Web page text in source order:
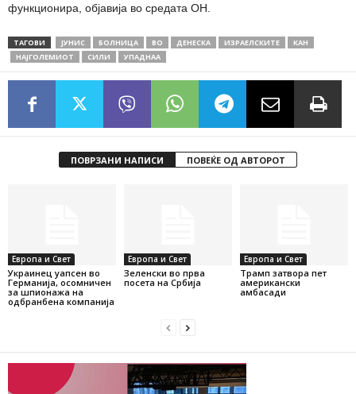
функционира, објавија во средата ОН.
ТАГОВИ ЈУНИС БОЛНИЦА ВО ДЕНЕСКА ИЗРАЕЛСКИТЕ
КАН
НАЈГОЛЕМИОТ
СИЛИ УПАДНАА
ПОВРЗАНИ НАПИСИ ПОВЕЌЕ ОД АВТОРОТ
Европа и Свет
Украинец уапсен во
Германија, осомничен
за шпионажа на
одбранбена компанија
Европа и Свет
Зеленски во прва
посета на Србија
Европа и Свет
Трамп затвора пет
американски
амбасади